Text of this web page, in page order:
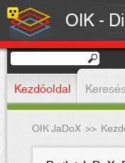
OIK -
Kezdőoldal
OIK JaDoX >>